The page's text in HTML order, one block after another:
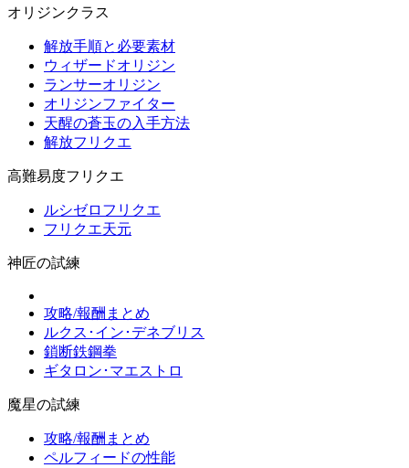
オリジンクラス
解放手順と必要素材
ウィザードオリジン
ランサーオリジン
オリジンファイター
天醒の蒼玉の入手方法
解放フリクエ
高難易度フリクエ
ルシゼロフリクエ
フリクエ天元
神匠の試練
攻略/報酬まとめ
ルクス･イン･デネブリス
鎖断鉄鋼拳
ギタロン･マエストロ
魔星の試練
攻略/報酬まとめ
ペルフィードの性能